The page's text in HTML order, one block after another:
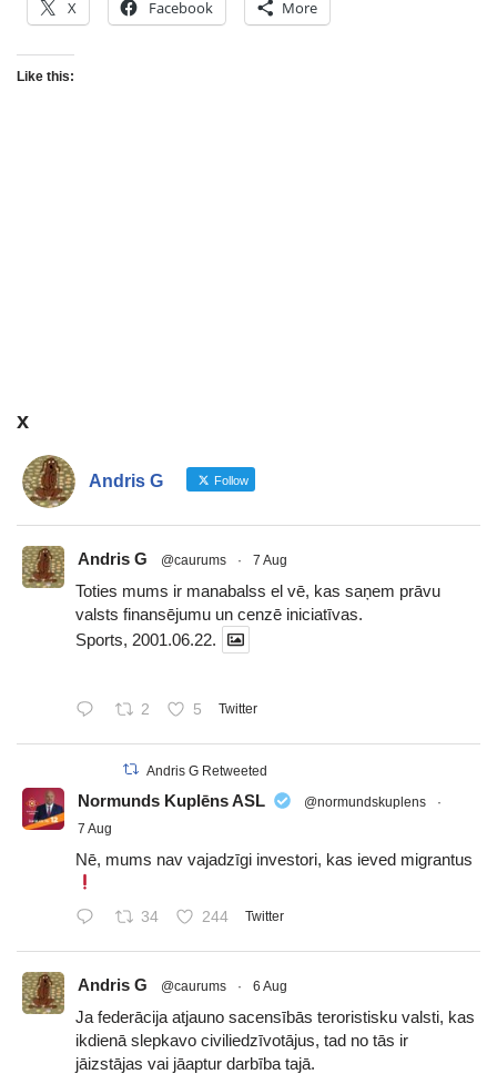
X Facebook More
Like this:
x
Andris G Follow
Andris G @caurums · 7 Aug
Toties mums ir manabalss el vē, kas saņem prāvu
valsts finansējumu un cenzē iniciatīvas.
Sports, 2001.06.22.
2 5 Twitter
Andris G Retweeted
Normunds Kuplēns ASL @normundskuplens
·
7 Aug
Nē, mums nav vajadzīgi investori, kas ieved migrantus
34 244 Twitter
Andris G @caurums · 6 Aug
Ja federācija atjauno sacensībās teroristisku valsti, kas
ikdienā slepkavo civiliedzīvotājus, tad no tās ir
jāizstājas vai jāaptur darbība tajā.